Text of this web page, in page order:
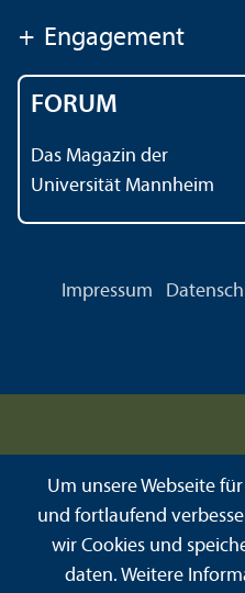
+ Engagement
FORUM
Das Magazin der
Universität Mannheim
Impressum
Um unsere Webseite
und fortlaufend
wir Cookies und
daten. Weitere